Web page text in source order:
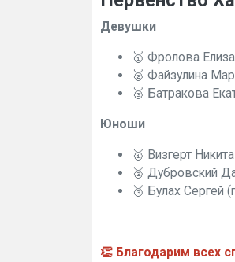
Девушки
🥇 Фролова
🥈 Файзулина
🥉 Батракова
Юноши
🥇 Визгерт
🥈 Дубровский
🥉 Булах Сергей
👏 Благодарим всех